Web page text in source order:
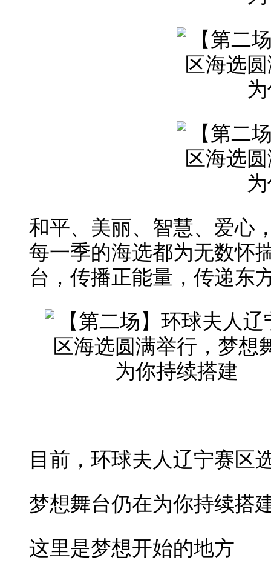
和平、美丽、智慧、爱心
每一季的海选都为无数怀
台，传播正能量，传递东
目前，环球夫人辽宁赛区
梦想舞台仍在为你持续搭
这里是梦想开始的地方